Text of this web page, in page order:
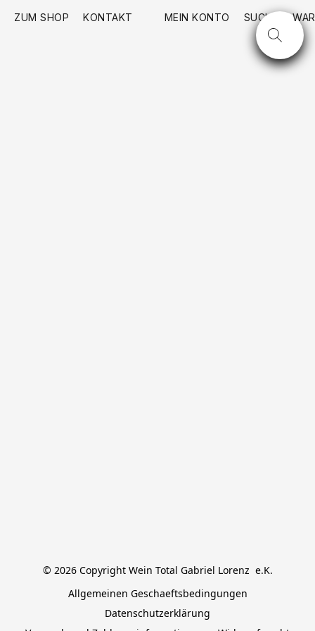
ZUM SHOP KONTAKT MEIN KONTO SUCHE
© 2026 Copyright Wein Total Gabriel Lorenz  e.K.
Allgemeinen Geschaeftsbedingungen
Datenschutzerklärung